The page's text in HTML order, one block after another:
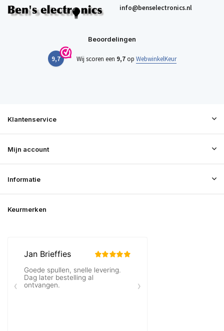
info@benselectronics.nl
Beoordelingen
9,7 Wij scoren een 9,7op WebwinkelKeur
Klantenservice
Mijn account
Informatie
Keurmerken